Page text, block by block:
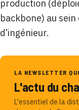
production
backbone) au
d’ingénieur.
LA NEWSLETTER
L'actu du
L'essentiel de la